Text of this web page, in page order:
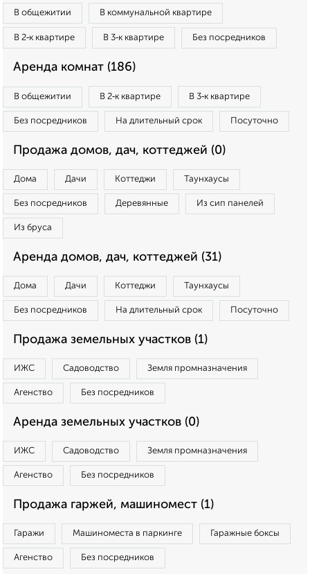
В общежитии В коммунальной квартире
В 2‑к квартире В 3‑к квартире Без посредников
Аренда комнат (186)
В общежитии В 2‑к квартире В 3‑к квартире
Без посредников На длительный срок Посуточно
Продажа домов, дач, коттеджей (0)
Дома Дачи Коттеджи Таунхаусы
Без посредников Деревянные Из сип панелей
Из бруса
Аренда домов, дач, коттеджей (31)
Дома Дачи Коттеджи Таунхаусы
Без посредников На длительный срок Посуточно
Продажа земельных участков (1)
ИЖС Садоводство Земля промназначения
Агенство Без посредников
Аренда земельных участков (0)
ИЖС Садоводство Земля промназначения
Агенство Без посредников
Продажа гаржей, машиномест (1)
Гаражи Машиноместа в паркинге Гаражные боксы
Агенство Без посредников